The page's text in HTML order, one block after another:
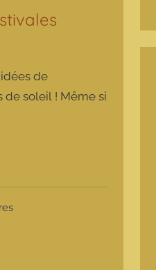
de
de soleil ! Même si